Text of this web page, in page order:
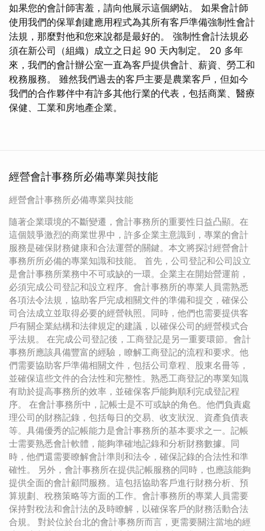
如果您的會計師害羞，請向他展示這個網站。 如果會計師
使用我們的保單創建應用程式為其所有客戶準備強制性會計
法規，那麼對他和您來說都是最好的。 強制性會計法規必
須在新公司（組織）成立之日起 90 天內制定。 20 多年
來，我們的會計辦公室一直為客戶提供會計、薪資、勞工和
稅務服務。 雖然我們過去的客戶主要是農業客戶，但如今
我們的合作夥伴中有許多其他行業的代表，包括商業、醫療
保健、工業和房地產企業。
經營會計事務所必備專業與技能
經營會計事務所必備專業與技能
隨著企業環境的不斷變遷，會計事務所的重要性日益凸顯。在
這個競爭激烈的商業世界中，許多企業主意識到，專業的會計
服務是確保財務健康和合法運營的關鍵。本文將探討經營會計
事務所所必備的專業知識和技能。 首先，公司登記和公司設立
是會計事務所業務中不可或缺的一環。企業主在開始營運前，
必須完成公司登記和設立程序。會計事務所的專業人員需熟悉
各項法令法規，協助客戶完成相關文件的準備和提交，確保公
司合法成立並取得必要的經營執照。同時，他們也需要提供客
戶有關企業結構和法律規定的建議，以確保公司的經營模式合
乎法規。 在完成公司登記後，工商登記是另一重要環節。會計
事務所應該具備豐富的經驗，瞭解工商登記的流程和要求。他
們需要協助客戶準備相關文件，包括公司章程、股東名冊等，
並確保這些文件的合法性和完整性。熟悉工商登記的專業知識
有助於提高事務所的效率，並確保客戶能夠順利完成登記程
序。 在會計事務所中，記帳士是不可或缺的角色。他們負責處
理公司的財務記錄，包括每日的交易、收支狀況、資產負債表
等。具備優秀的記帳能力是會計事務所的基本要求之一。記帳
士需要熟悉會計軟體，能夠準確地記錄和分析財務數據。同
時，他們還需要瞭解會計準則和法令，確保記錄的合法性和準
確性。 另外，會計事務所在提供記帳服務的同時，也應該能夠
提供全面的會計顧問服務。這包括協助客戶進行財務分析、預
算規劃、稅務策略等方面的工作。會計事務所的專業人員需要
保持對稅法和會計法的及時瞭解，以確保客戶的財務活動合法
合規。 對於位於台北的會計事務所而言，更需要關注當地的經